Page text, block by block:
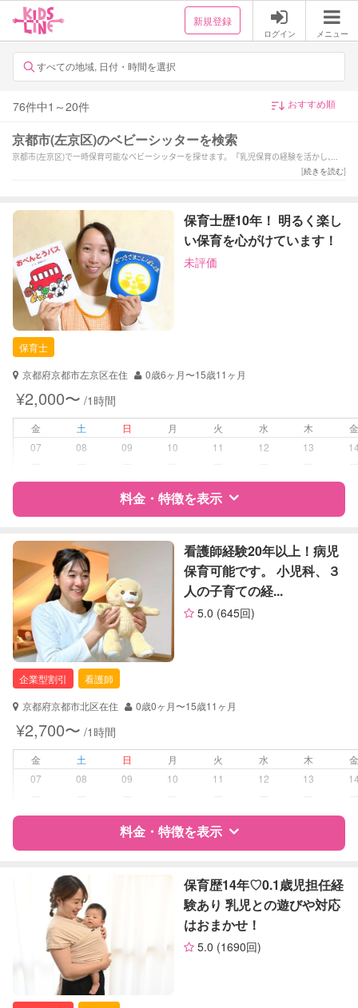
新規登録
ログイン メニュー
すべての地域, 日付・時間を選択
76件中1 ～20件
京都市(左京区)のベビーシッターを検索
京都市(左京区)で一時保育可能なベビーシッターを探せます。「乳児保育の経験を活かし、安
心して任せられるサポーターです」「「ママがほっとできる0歳児サポート」」「ご家庭に寄
1時間だけの短時間のシッター利用から保育園へのお迎え・送迎、病児保育や病後児の保育も
お任せください。ご予算や依頼内容に合わせてサポーターが選べます。新生児(0歳)や乳児な
どの赤ちゃんから小学生以上のお子様まで幅広い年齢へ対応可能です。土日祝日だけベビー
シッターをお願いしたいといったご要望や毎日の利用などの定期利用サービスもございま
す。
[続きを読む]
保育士歴10年！ 明るく楽し
い保育を心がけています！
未評価
保育士
京都府京都市左京区在住
0歳6ヶ月〜15歳11ヶ月
¥2,000〜 /1時間
金 土 日 月 火 水 木
07
08 09 10 11 12 13
料金・特徴を表示
特徴 料金 レビュー
サポートの特徴
資格
保育士
幼稚園教諭
対応可能/特徴 子育て経験
病児対応
障がい児対応 対応可否は個別に相談
レッスン なし
定期予約 可能
お子様の撮影
（定期特典）
対応不可
看護師経験20年以上！病児
保育可能です。 小児科、３
人の子育ての経...
5.0 (645回)
企業型割引
看護師
京都府京都市北区在住
0歳0ヶ月〜15歳11ヶ月
¥2,700〜 /1時間
金 土 日 月 火 水 木
07
08 09 10 11 12 13
料金・特徴を表示
料金
サポートの特徴
保育歴14年♡0.1歳児担任経
験あり 乳児との遊びや対応
はおまかせ！
5.0 (1690回)